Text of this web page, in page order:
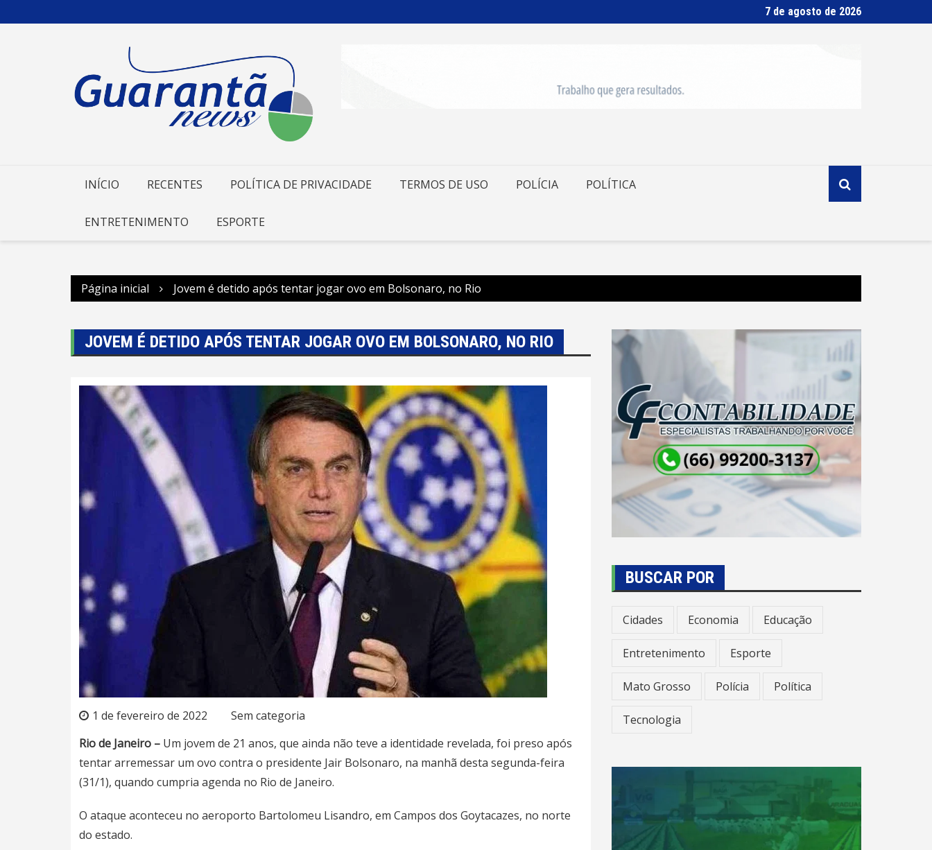
para
7 de agosto de 2026
INÍCIO RECENTES POLÍTICA DE PRIVACIDADE TERMOS DE USO POLÍCIA POLÍTICA
ENTRETENIMENTO ESPORTE
Página inicial Jovem é detido após tentar jogar ovo em Bolsonaro, no Rio
JOVEM É DETIDO APÓS TENTAR JOGAR OVO EM BOLSONARO, NO RIO
1 de fevereiro de 2022
Sem categoria
Rio de Janeiro – Um jovem de 21 anos, que ainda não teve a identidade revelada, foi preso após
tentar arremessar um ovo contra o presidente Jair Bolsonaro, na manhã desta segunda-feira
(31/1), quando cumpria agenda no Rio de Janeiro.
O ataque aconteceu no aeroporto Bartolomeu Lisandro, em Campos dos Goytacazes, no norte
do estado.
BUSCAR POR
Cidades Economia Educação
Entretenimento Esporte
Mato Grosso Polícia Política
Tecnologia